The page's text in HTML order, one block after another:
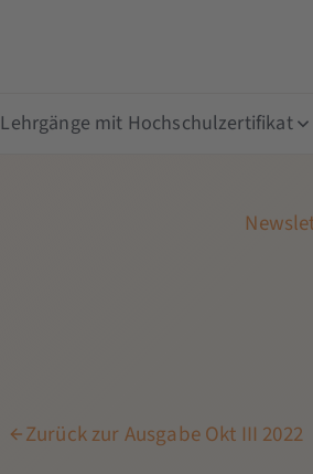
Lehrgänge mit Hochschulzertifikat
Zurück zur Ausgabe Okt III 2022